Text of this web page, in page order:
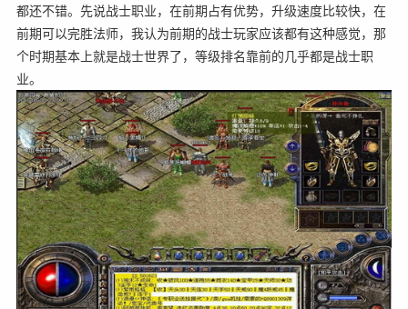
都还不错。先说战士职业，在前期占有优势，升级速度比较快，在
前期可以完胜法师，我认为前期的战士玩家应该都有这种感觉，那
个时期基本上就是战士世界了，等级排名靠前的几乎都是战士职
业。